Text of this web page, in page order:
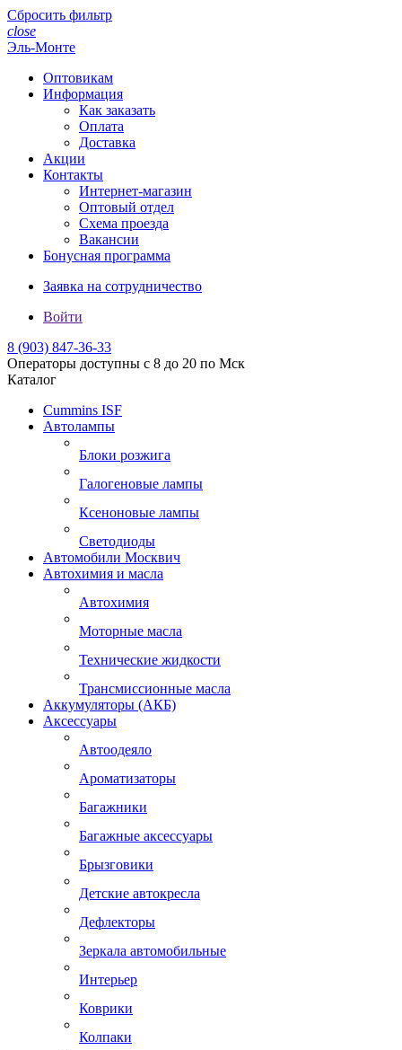
Сбросить фильтр
close
Эль-Монте
Оптовикам
Информация
Как заказать
Оплата
Доставка
Акции
Контакты
Интернет-магазин
Оптовый отдел
Схема проезда
Вакансии
Бонусная программа
Заявка на сотрудничество
Войти
8 (903) 847-36-33
Операторы доступны с 8 до 20 по Мск
Каталог
Cummins ISF
Автолампы
Блоки розжига
Галогеновые лампы
Ксеноновые лампы
Светодиоды
Автомобили Москвич
Автохимия и масла
Автохимия
Моторные масла
Технические жидкости
Трансмиссионные масла
Аккумуляторы (АКБ)
Аксессуары
Автоодеяло
Ароматизаторы
Багажники
Багажные аксессуары
Брызговики
Детские автокресла
Дефлекторы
Зеркала автомобильные
Интерьер
Коврики
Колпаки